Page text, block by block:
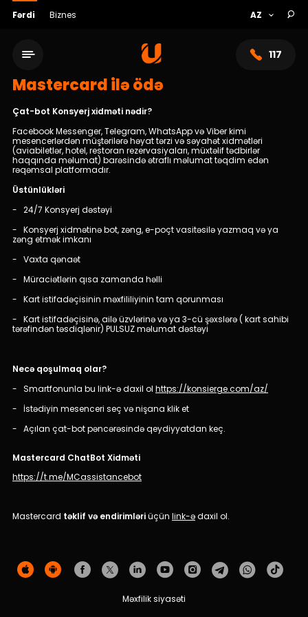
Fərdi Biznes
117
Bank haqqında
Dayanıqlılıq
Tariflər
İnsan Resursları
Əlaqə və təkliflər
Mastercard ilə ödə
Çat-bot Konsyerj xidməti nədir?
Facebook Messenger, Telegram, WhatsApp və Viber kimi
mesencerlərdən müştərilərə həyat tərzi və səyahət xidmətləri
(aviabiletlər, hotel, restoran rezervasiyaları, müxtəlif tədbirlər
haqqında məlumat) barəsində ətraflı məlumat təqdim edən
rəqəmsal platformadır.
Üstünlükləri
- 24/7 Konsyerj dəstəyi
- Konsyerj xidmətinə bot, zəng, e-poçt vasitəsilə yazmaq və ya
zəng etmək imkanı
- Vaxta qənaət
- Müraciətlərin qısa zamanda həlli
- Kart istifadəçisinin məxfililiyinin tam qorunması
- Kart istifadəçisinə, ailə üzvlərinə və ya 3-cü şəxslərə ( kart sahibi
tərəfindən təsdiqlənir) PULSUZ məlumat dəstəyi
Necə qoşulmaq olar?
- Smartfonunla bu link-ə daxil ol https://konsierge.com/az/
- İstədiyin mesenceri seç və nişana klik et
- Açılan çat-bot pəncərəsində qeydiyyatdan keç.
Mastercard ChatBot Xidməti
https://t.me/MCassistancebot
Mastercard təklif və endirimləriüçün link-ədaxil ol.
Məxfilik siyasəti